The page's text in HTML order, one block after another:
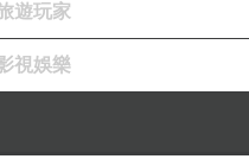
話教學 多益英文
背常痠痛！5招防脊
遊玩家
視娛樂